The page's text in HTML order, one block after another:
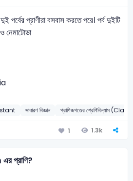
পর্বের প্রাণীরা বসবাস করতে পরে। পর্ব দুইটি
নেমাটোডা
সাধারণ বিজ্ঞান প্রাণিজগতের শ্রেণিবিন্যাস
1 1.3k
প্রাণি?